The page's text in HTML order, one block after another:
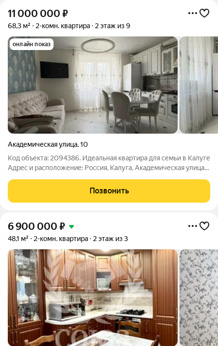
11 000 000 ₽
68,3 м² 2-комн. квартира 2 этаж из 9
онлайн показ
Академическая улица,10
Код объекта: 2094386. Идеальная квартира для семьи в Калуге
Адрес и расположение: Россия, Калуга, Академическая улица,
Индивидуальное отопление. Отличное расположение:
развитая
Позвонить
6 900 000 ₽
48,1 м² 2-комн. квартира 2 этаж из 3